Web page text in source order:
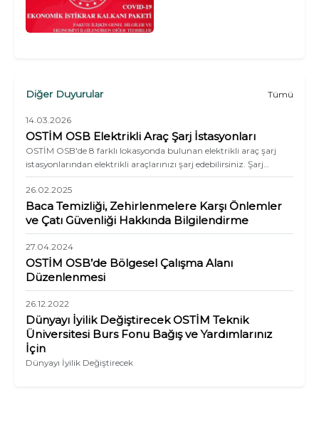
Diğer Duyurular Tümü
14.03.2026
OSTİM OSB Elektrikli Araç Şarj İstasyonları
OSTİM OSB'de 8 farklı lokasyonda bulunan elektrikli araç şarj
istasyonlarından elektrikli araçlarınızı şarj edebilirsiniz. Şarj
istasyonlarında birden fazla araç aynı anda şarj olabiliyor. Hızlı ve
yavaş şarj alternatifi bulunan istasyonlarda şarj işlemi mobil
uygulama ile başlatılıyor.
26.02.2025
Baca Temizliği, Zehirlenmelere Karşı Önlemler
ve Çatı Güvenliği Hakkında Bilgilendirme
27.04.2024
OSTİM OSB’de Bölgesel Çalışma Alanı
Düzenlenmesi
26.12.2022
Dünyayı İyilik Değiştirecek OSTİM Teknik
Üniversitesi Burs Fonu Bağış ve Yardımlarınız
İçin
Dünyayı İyilik Değiştirecek